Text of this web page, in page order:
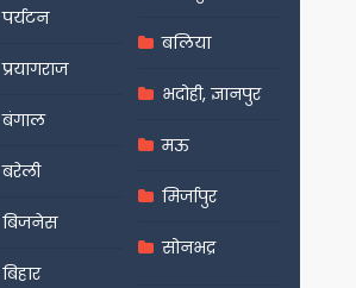
पर्यटन
प्रयागराज
बंगाल
बरेली
बिजनेस
बिहार
बलिया
भदोही, ज्ञानपुर
मऊ
मिर्जापुर
सोनभद्र